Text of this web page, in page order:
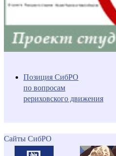
Позиция СибРО
по вопросам
рериховского движения
Сайты СибРО